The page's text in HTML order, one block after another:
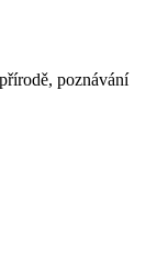
poznávání